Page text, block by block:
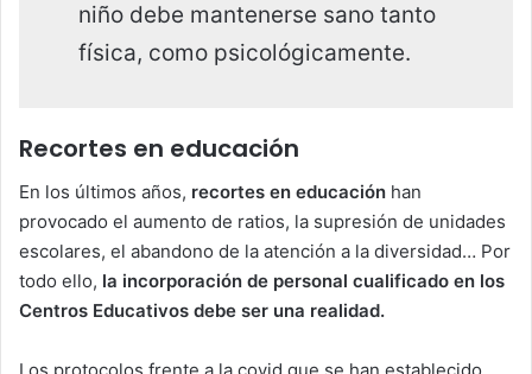
niño debe mantenerse sano tanto
física, como psicológicamente.
Recortes en educación
En los últimos años, recortes en educación han
provocado el aumento de ratios, la supresión de unidades
escolares, el abandono de la atención a la diversidad… Por
todo ello, la incorporación de personal cualificado en los
Centros Educativos debe ser una realidad.